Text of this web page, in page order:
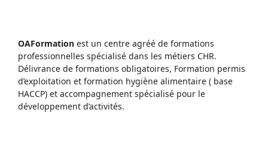
OAFormation est un centre agréé de formations
professionnelles spécialisé dans les métiers CHR.
Délivrance de formations obligatoires, Formation permis
d’exploitation et formation hygiène alimentaire ( base
HACCP) et accompagnement spécialisé pour le
développement d’activités.